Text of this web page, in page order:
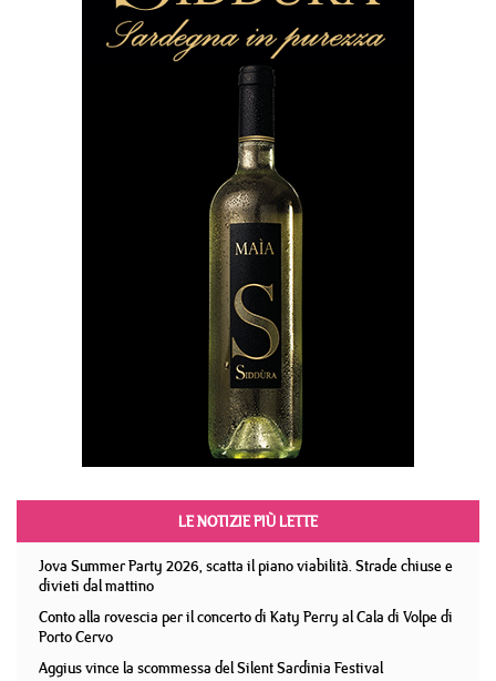
LE NOTIZIE PIÙ LETTE
Jova Summer Party 2026, scatta il piano viabilità. Strade chiuse e
divieti dal mattino
Conto alla rovescia per il concerto di Katy Perry al Cala di Volpe di
Porto Cervo
Aggius vince la scommessa del Silent Sardinia Festival